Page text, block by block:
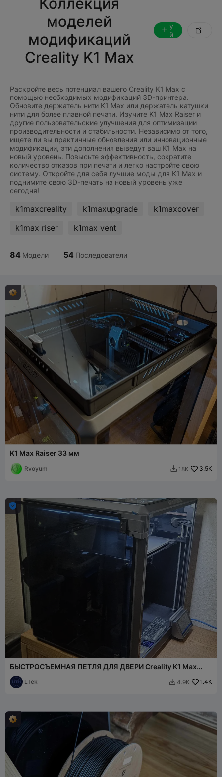
моделей
модификаций
Creality K1 Max
у
й

Раскройте весь потенциал вашего Creality K1 Max с
помощью необходимых модификаций 3D-принтера.
Обновите держатель нити K1 Max или держатель катушки
нити для более плавной печати. Изучите K1 Max Raiser и
другие пользовательские улучшения для оптимизации
производительности и стабильности. Независимо от того,
ищете ли вы практичные обновления или инновационные
модификации, эти дополнения выведут ваш K1 Max на
новый уровень. Повысьте эффективность, сократите
количество отказов при печати и легко настройте свою
систему. Откройте для себя лучшие моды для K1 Max и
поднимите свою 3D-печать на новый уровень уже
k1maxcreality k1maxupgrade
k1maxcover
k1max riser
k1max vent
84 Модели 54 Последователи
K1 Max Raiser 33 мм
Rvoyum  18K 3.5K

БЫСТРОСЪЕМНАЯ ПЕТЛЯ ДЛЯ ДВЕРИ Creality K1 Max
270°
LTek  4.9K 1.4K